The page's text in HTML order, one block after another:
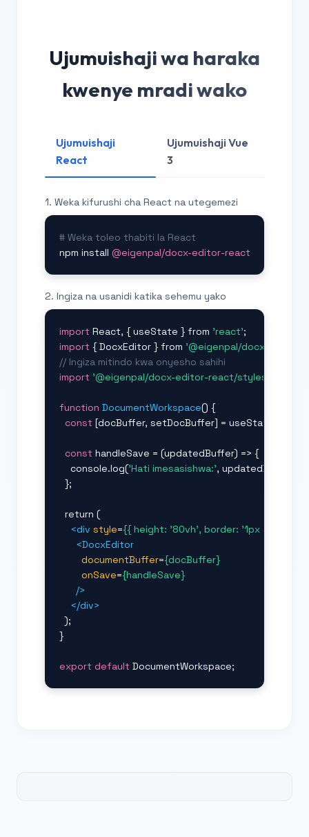
Ujumuishaji wa haraka
kwenye mradi wako
Ujumuishaji
React
Ujumuishaji Vue
3
1. Weka kifurushi cha React na utegemezi
# Weka toleo thabiti la React
npm install @eigenpal/docx-editor-react
2. Ingiza na usanidi katika sehemu yako
import React, { useState } from 'react'
import { DocxEditor } from '@eigenpal/docx-editor-
// Ingiza mitindo kwa onyesho sahihi
import '@eigenpal/docx-editor-react/styles.css'
function DocumentWorkspace() {
const [docBuffer, setDocBuffer] = useState(
const handleSave = (updatedBuffer) => {
    console.log(
'Hati imesasishwa:', updatedBuffer);
  };
return (
<div style={{ height: '80vh', border: '1px solid
<DocxEditor
documentBuffer={docBuffer}
onSave={handleSave}
/>
</div>
  );
}
export default DocumentWorkspace;